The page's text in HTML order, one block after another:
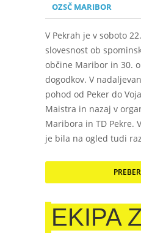
OZSČ MARIBOR
V Pekrah je v soboto
slovesnost ob
občine Maribor in 30.
dogodkov. V
pohod od Peker do
Maistra in nazaj v
Maribora in TD Pekre.
je bila na ogled tudi
EKIPA